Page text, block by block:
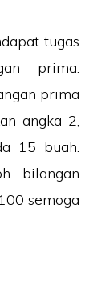
tugas
prima.
prima
angka 2,
15 buah.
bilangan
semoga